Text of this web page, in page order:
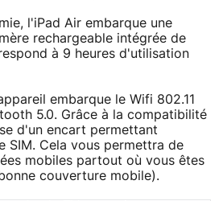
l'iPad Air embarque une
rechargeable intégrée de
à 9 heures d'utilisation
embarque le Wifi 802.11
5.0. Grâce à la compatibilité
d'un encart permettant
SIM. Cela vous permettra de
mobiles partout où vous êtes
couverture mobile).